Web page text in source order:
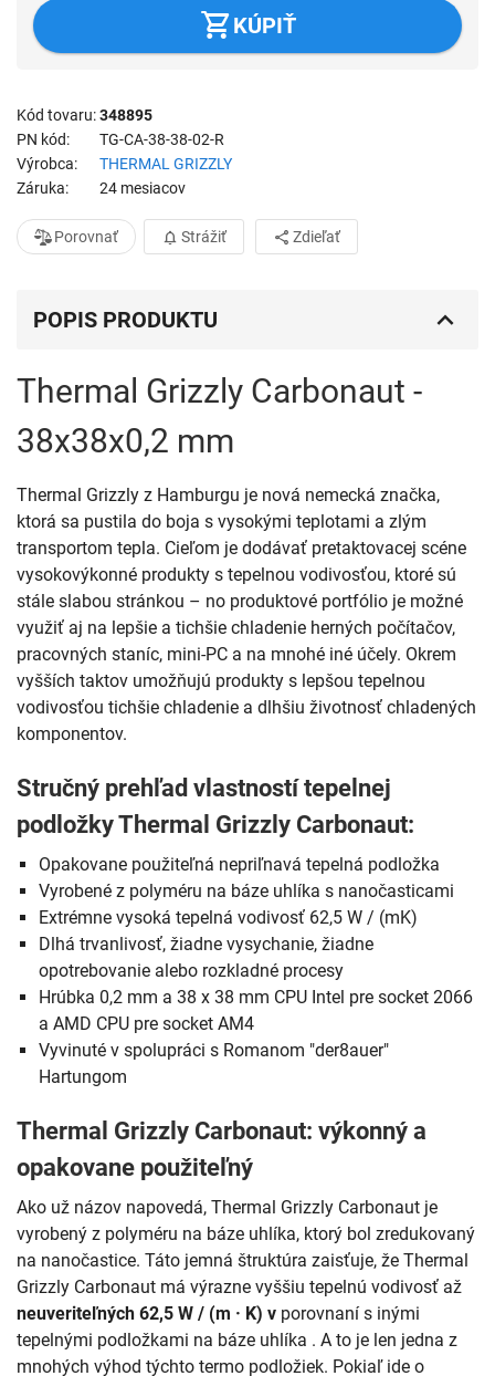
KÚPIŤ
Kód tovaru 348895
PN kód
TG-CA-38-38-02-R
Výrobca
THERMAL GRIZZLY
Záruka
24 mesiacov
Porovnať Strážiť Zdieľať
POPIS PRODUKTU
Thermal Grizzly Carbonaut -
38x38x0,2 mm
Thermal Grizzly z Hamburgu je nová nemecká značka,
ktorá sa pustila do boja s vysokými teplotami a zlým
transportom tepla. Cieľom je dodávať pretaktovacej scéne
vysokovýkonné produkty s tepelnou vodivosťou, ktoré sú
stále slabou stránkou – no produktové portfólio je možné
využiť aj na lepšie a tichšie chladenie herných počítačov,
pracovných staníc, mini-PC a na mnohé iné účely. Okrem
vyšších taktov umožňujú produkty s lepšou tepelnou
vodivosťou tichšie chladenie a dlhšiu životnosť chladených
komponentov.
Stručný prehľad vlastností tepelnej
podložky Thermal Grizzly Carbonaut:
Opakovane použiteľná nepriľnavá tepelná podložka
Vyrobené z polyméru na báze uhlíka s nanočasticami
Extrémne vysoká tepelná vodivosť 62,5 W / (mK)
Dlhá trvanlivosť, žiadne vysychanie, žiadne
opotrebovanie alebo rozkladné procesy
Hrúbka 0,2 mm a 38 x 38 mm CPU Intel pre socket 2066
a AMD CPU pre socket AM4
Vyvinuté v spolupráci s Romanom "der8auer"
Hartungom
Thermal Grizzly Carbonaut: výkonný a
opakovane použiteľný
Ako už názov napovedá, Thermal Grizzly Carbonaut je
vyrobený z polyméru na báze uhlíka, ktorý bol zredukovaný
na nanočastice. Táto jemná štruktúra zaisťuje, že Thermal
Grizzly Carbonaut má výrazne vyššiu tepelnú vodivosť až
neuveriteľných 62,5 W / (m · K) v porovnaní s inými
tepelnými podložkami na báze uhlíka . A to je len jedna z
mnohých výhod týchto termo podložiek. Pokiaľ ide o